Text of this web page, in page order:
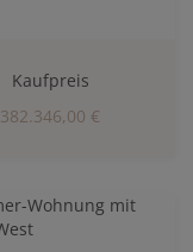
Kaufpreis
382.346,00 €